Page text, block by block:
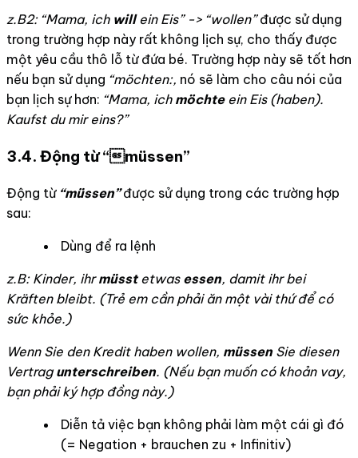
z.B2: “Mama, ich willein Eis” -> “wollen”được sử dụng
trong trường hợp này rất không lịch sự, cho thấy được
một yêu cầu thô lỗ từ đứa bé. Trường hợp này sẽ tốt hơn
nếu bạn sử dụng “möchten:, nó sẽ làm cho câu nói của
bạn lịch sự hơn: “Mama, ich möchteein Eis (haben).
Kaufst du mir eins?”
3.4. Động từ “müssen”
Động từ“müssen”được sử dụng trong các trường hợp
sau:
Dùng để ra lệnh
z.B: Kinder, ihrmüsstetwas essen, damit ihr bei
Kräften bleibt. (Trẻ em cần phải ăn một vài thứ để có
sức khỏe.)
Wenn Sie den Kredit haben wollen, müssenSie diesen
Vertragunterschreiben. (Nếu bạn muốn có khoản vay,
bạn phải ký hợp đồng này.)
Diễn tả việc bạn không phải làm một cái gì đó
(= Negation + brauchen zu + Infinitiv)